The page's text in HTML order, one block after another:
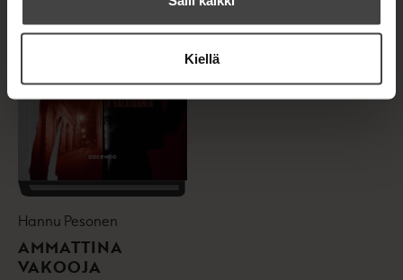
Kiellä
Hannu Pesonen
AMMATTINA
VAKOOJA